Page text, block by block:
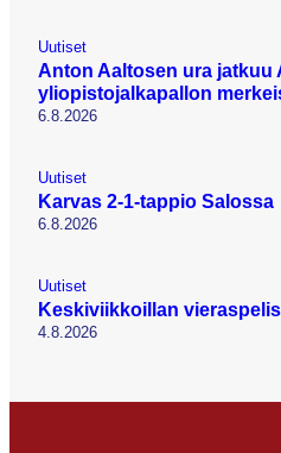
Uutiset
Anton Aaltosen ura jatkuu
yliopistojalkapallon
6.8.2026
Uutiset
Karvas 2-1-tappio Salossa
6.8.2026
Uutiset
Keskiviikkoillan
4.8.2026